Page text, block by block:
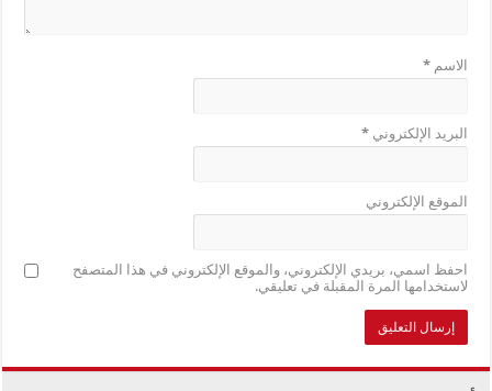
الاسم*
البريد الإلكتروني*
الموقع الإلكتروني
احفظ اسمي، بريدي الإلكتروني، والموقع الإلكتروني في هذا المتصفح
لاستخدامها المرة المقبلة في تعليقي.